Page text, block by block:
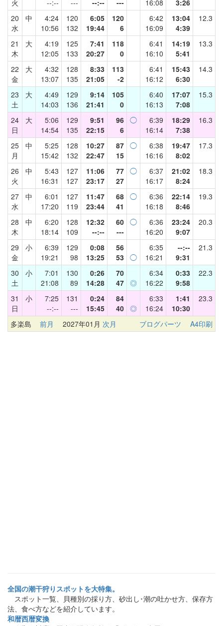
火 --:-- --- --:-- --- 16:08
3:26
20
水
中
4:24
10:56
120
132
6:05
19:44
120
6
6:42
16:09
13:04
4:39
12.3
21
木
大
4:19
12:05
125
133
7:41
20:27
118
0
6:41
16:10
14:19
5:41
13.3
22
金
大
4:32
13:07
128
135
8:33
21:05
113
-2
6:41
16:12
15:43
6:30
14.3
23
土
大
4:49
14:03
129
136
9:14
21:41
105
0
6:40
16:13
17:07
7:08
15.3
24
日
大
5:06
14:54
129
135
9:51
22:15
96
6
◯
6:39
16:14
18:29
7:38
16.3
25
月
中
5:25
15:42
128
132
10:27
22:47
87
15
◯
6:38
16:16
19:47
8:02
17.3
26
火
中
5:43
16:31
127
127
11:06
23:17
77
27
◯
6:37
16:17
21:02
8:24
18.3
27
水
中
6:01
17:20
127
119
11:47
23:44
68
41
◯
6:36
16:18
22:14
8:46
19.3
28
木
中
6:20
18:14
128
109
12:32
--:--
60
---
◯
6:36
16:20
23:24
9:07
20.3
29
金
小
6:39
19:21
129
98
0:08
13:25
56
53 ◯
6:35
16:21
--:--
9:31
21.3
30
土
小
7:01
21:08
130
89
0:26
14:28
70
47 ◎
6:34
16:22
0:33
9:58
22.3
31
日
小
7:25
--:--
131
---
0:24
15:45
84
40 ◎
6:33
16:24
1:41
10:30
23.3
多楽島 前月 2027年01月 次月 ブログパーツ A4印刷
全国の潮干狩りスポットを大特集。
スポット一覧、貝種別の採り方、砂出し･潮の吐かせ方、保存方
法、食べ方などを紹介しています。
和暦西暦変換